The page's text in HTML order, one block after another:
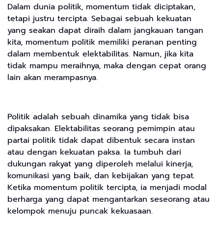
Dalam dunia politik, momentum tidak diciptakan,
tetapi justru tercipta. Sebagai sebuah kekuatan
yang seakan dapat diraih dalam jangkauan tangan
kita, momentum politik memiliki peranan penting
dalam membentuk elektabilitas. Namun, jika kita
tidak mampu meraihnya, maka dengan cepat orang
lain akan merampasnya.
Politik adalah sebuah dinamika yang tidak bisa
dipaksakan. Elektabilitas seorang pemimpin atau
partai politik tidak dapat dibentuk secara instan
atau dengan kekuatan paksa. Ia tumbuh dari
dukungan rakyat yang diperoleh melalui kinerja,
komunikasi yang baik, dan kebijakan yang tepat.
Ketika momentum politik tercipta, ia menjadi modal
berharga yang dapat mengantarkan seseorang atau
kelompok menuju puncak kekuasaan.